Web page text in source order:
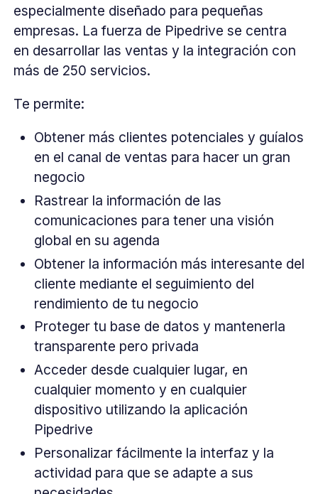
especialmente diseñado para pequeñas
empresas. La fuerza de Pipedrive se centra
en desarrollar las ventas y la integración con
más de 250 servicios.
Te permite:
Obtener más clientes potenciales y guíalos
en el canal de ventas para hacer un gran
negocio
Rastrear la información de las
comunicaciones para tener una visión
global en su agenda
Obtener la información más interesante del
cliente mediante el seguimiento del
rendimiento de tu negocio
Proteger tu base de datos y mantenerla
transparente pero privada
Acceder desde cualquier lugar, en
cualquier momento y en cualquier
dispositivo utilizando la aplicación
Pipedrive
Personalizar fácilmente la interfaz y la
actividad para que se adapte a sus